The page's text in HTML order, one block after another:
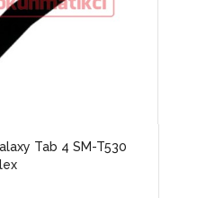
Tab 4 SM-T530